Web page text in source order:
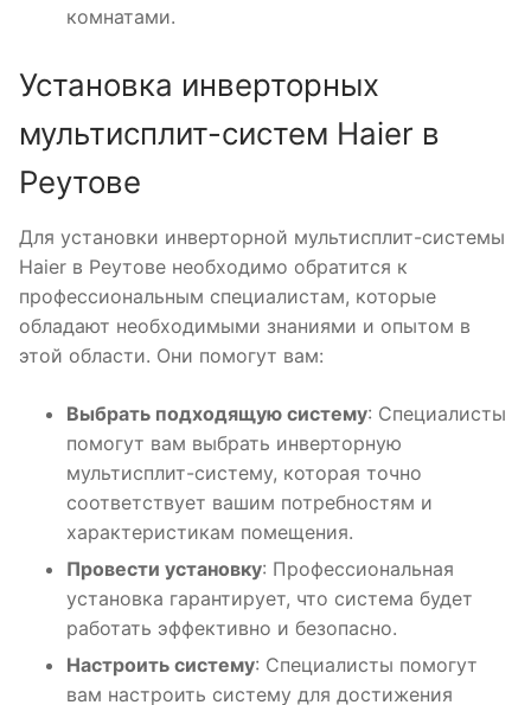
комнатами.
Установка инверторных
мультисплит-систем Haier в
Реутове
Для установки инверторной мультисплит-системы
Haier в Реутове необходимо обратится к
профессиональным специалистам, которые
обладают необходимыми знаниями и опытом в
этой области. Они помогут вам:
Выбрать подходящую систему: Специалисты
помогут вам выбрать инверторную
мультисплит-систему, которая точно
соответствует вашим потребностям и
характеристикам помещения.
Провести установку: Профессиональная
установка гарантирует, что система будет
работать эффективно и безопасно.
Настроить систему: Специалисты помогут
вам настроить систему для достижения